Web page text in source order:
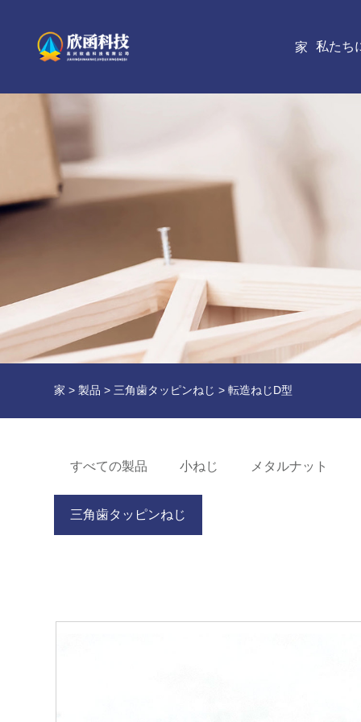
家 私たち
家 > 製品 > 三角歯タッピンねじ > 転造ねじD型
すべての製品 小ねじ メタルナット
三角歯タッピンねじ